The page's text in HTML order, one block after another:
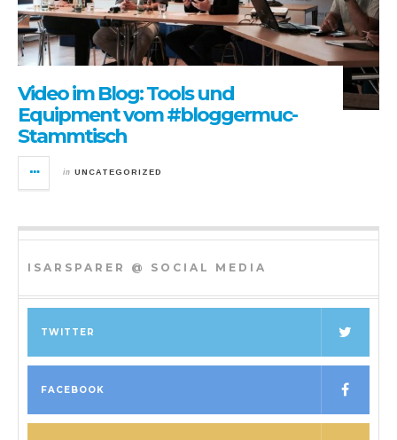
Video im Blog: Tools und
Equipment vom #bloggermuc-
Stammtisch
in UNCATEGORIZED
ISARSPARER @ SOCIAL MEDIA
TWITTER
FACEBOOK